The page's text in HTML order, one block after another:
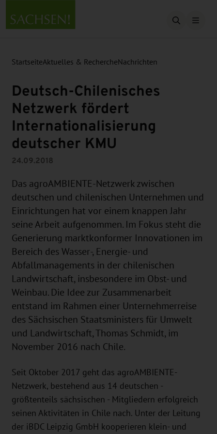
Suche
StartseiteAktuelles & RechercheNachrichten
Deutsch-Chilenisches
Netzwerk fördert
Internationalisierung
deutscher KMU
24.09.2018
Das agroAMBIENTE-Netzwerk zwischen
deutschen und chilenischen Unternehmen und
Einrichtungen hat vor einem knappen Jahr
seine Arbeit aufgenommen. Im Fokus steht die
Generierung marktkonformer Innovationen im
Bereich des Wasser-, Energie- und
Abfallmanagements in der chilenischen
Landwirtschaft, insbesondere im Obst- und
Weinbau. Die Idee zur Zusammenarbeit
entstand im Rahmen einer Unternehmerreise
des Sächsischen Staatsministers für Umwelt
und Landwirtschaft, Thomas Schmidt, im
November 2016 nach Chile.
Seit Oktober 2017 geht das agroAMBIENTE-
Netzwerk, bestehend aus 14 deutschen -
größtenteils sächsischen - Mitgliedern erfolgreich
seinen Aktivitäten in Chile nach. Unter der Leitung
der iBDC Leipzig GmbH kooperieren klein- und